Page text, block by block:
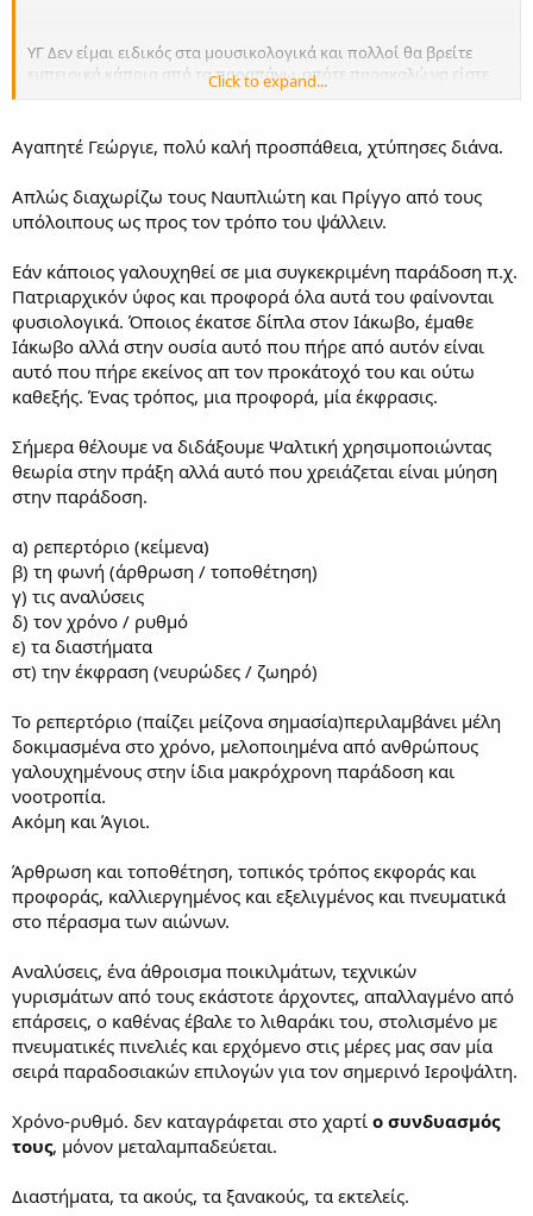
ΥΓ Δεν είμαι ειδικός στα μουσικολογικά και πολλοί θα βρείτε
εμπειρικά κάποια από τα παραπάνω, οπότε παρακαλώ να είστε
Click to expand...
Αγαπητέ Γεώργιε, πολύ καλή προσπάθεια, χτύπησες διάνα.
Απλώς διαχωρίζω τους Ναυπλιώτη και Πρίγγο από τους
υπόλοιπους ως προς τον τρόπο του ψάλλειν.
Εάν κάποιος γαλουχηθεί σε μια συγκεκριμένη παράδοση π.χ.
Πατριαρχικόν ύφος και προφορά όλα αυτά του φαίνονται
φυσιολογικά. Όποιος έκατσε δίπλα στον Ιάκωβο, έμαθε
Ιάκωβο αλλά στην ουσία αυτό που πήρε από αυτόν είναι
αυτό που πήρε εκείνος απ τον προκάτοχό του και ούτω
καθεξής. Ένας τρόπος, μια προφορά, μία έκφρασις.
Σήμερα θέλουμε να διδάξουμε Ψαλτική χρησιμοποιώντας
θεωρία στην πράξη αλλά αυτό που χρειάζεται είναι μύηση
στην παράδοση.
α) ρεπερτόριο (κείμενα)
β) τη φωνή (άρθρωση / τοποθέτηση)
γ) τις αναλύσεις
δ) τον χρόνο / ρυθμό
ε) τα διαστήματα
στ) την έκφραση (νευρώδες / ζωηρό)
Το ρεπερτόριο (παίζει μείζονα σημασία)περιλαμβάνει μέλη
δοκιμασμένα στο χρόνο, μελοποιημένα από ανθρώπους
γαλουχημένους στην ίδια μακρόχρονη παράδοση και
νοοτροπία.
Ακόμη και Άγιοι.
Άρθρωση και τοποθέτηση, τοπικός τρόπος εκφοράς και
προφοράς, καλλιεργημένος και εξελιγμένος και πνευματικά
στο πέρασμα των αιώνων.
Αναλύσεις, ένα άθροισμα ποικιλμάτων, τεχνικών
γυρισμάτων από τους εκάστοτε άρχοντες, απαλλαγμένο από
επάρσεις, ο καθένας έβαλε το λιθαράκι του, στολισμένο με
πνευματικές πινελιές και ερχόμενο στις μέρες μας σαν μία
σειρά παραδοσιακών επιλογών για τον σημερινό Ιεροψάλτη.
Χρόνο-ρυθμό. δεν καταγράφεται στο χαρτί ο συνδυασμός
τους, μόνον μεταλαμπαδεύεται.
Διαστήματα, τα ακούς, τα ξανακούς, τα εκτελείς.